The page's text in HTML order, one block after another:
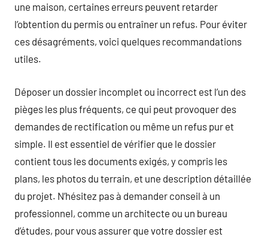
une maison, certaines erreurs peuvent retarder
l’obtention du permis ou entraîner un refus. Pour éviter
ces désagréments, voici quelques recommandations
utiles.
Déposer un dossier incomplet ou incorrect est l’un des
pièges les plus fréquents, ce qui peut provoquer des
demandes de rectification ou même un refus pur et
simple. Il est essentiel de vérifier que le dossier
contient tous les documents exigés, y compris les
plans, les photos du terrain, et une description détaillée
du projet. N’hésitez pas à demander conseil à un
professionnel, comme un architecte ou un bureau
d’études, pour vous assurer que votre dossier est